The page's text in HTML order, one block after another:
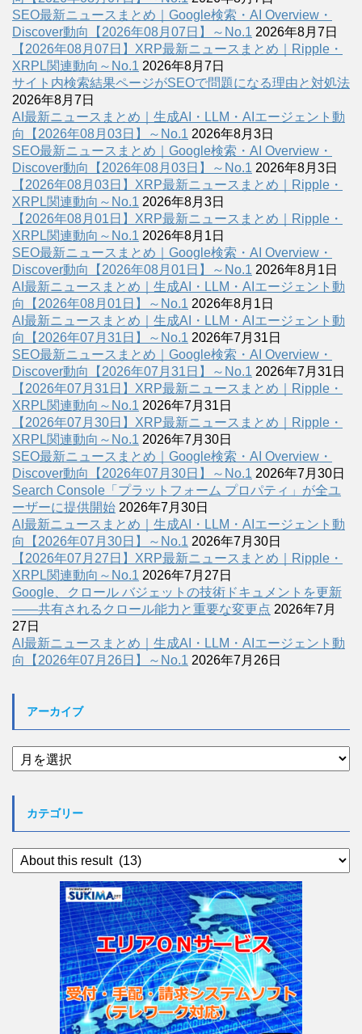
SEO最新ニュースまとめ｜Google検索・AI Overview・
Discover動向【2026年08月07日】～No.1 2026年8月7日
【2026年08月07日】XRP最新ニュースまとめ｜Ripple・
XRPL関連動向～No.1 2026年8月7日
サイト内検索結果ページがSEOで問題になる理由と対処法
2026年8月7日
AI最新ニュースまとめ｜生成AI・LLM・AIエージェント動
向【2026年08月03日】～No.1 2026年8月3日
SEO最新ニュースまとめ｜Google検索・AI Overview・
Discover動向【2026年08月03日】～No.1 2026年8月3日
【2026年08月03日】XRP最新ニュースまとめ｜Ripple・
XRPL関連動向～No.1 2026年8月3日
【2026年08月01日】XRP最新ニュースまとめ｜Ripple・
XRPL関連動向～No.1 2026年8月1日
SEO最新ニュースまとめ｜Google検索・AI Overview・
Discover動向【2026年08月01日】～No.1 2026年8月1日
AI最新ニュースまとめ｜生成AI・LLM・AIエージェント動
向【2026年08月01日】～No.1 2026年8月1日
AI最新ニュースまとめ｜生成AI・LLM・AIエージェント動
向【2026年07月31日】～No.1 2026年7月31日
SEO最新ニュースまとめ｜Google検索・AI Overview・
Discover動向【2026年07月31日】～No.1 2026年7月31日
【2026年07月31日】XRP最新ニュースまとめ｜Ripple・
XRPL関連動向～No.1 2026年7月31日
【2026年07月30日】XRP最新ニュースまとめ｜Ripple・
XRPL関連動向～No.1 2026年7月30日
SEO最新ニュースまとめ｜Google検索・AI Overview・
Discover動向【2026年07月30日】～No.1 2026年7月30日
Search Console「プラットフォーム プロパティ」が全ユ
ーザーに提供開始 2026年7月30日
AI最新ニュースまとめ｜生成AI・LLM・AIエージェント動
向【2026年07月30日】～No.1 2026年7月30日
【2026年07月27日】XRP最新ニュースまとめ｜Ripple・
XRPL関連動向～No.1 2026年7月27日
Google、クロール バジェットの技術ドキュメントを更新
――共有されるクロール能力と重要な変更点 2026年7月
27日
AI最新ニュースまとめ｜生成AI・LLM・AIエージェント動
向【2026年07月26日】～No.1 2026年7月26日
アーカイブ
ア
ー
カテゴリー
カ
テ